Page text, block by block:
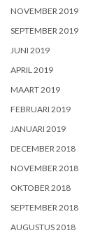
NOVEMBER 2019
SEPTEMBER 2019
JUNI 2019
APRIL 2019
MAART 2019
FEBRUARI 2019
JANUARI 2019
DECEMBER 2018
NOVEMBER 2018
OKTOBER 2018
SEPTEMBER 2018
AUGUSTUS 2018